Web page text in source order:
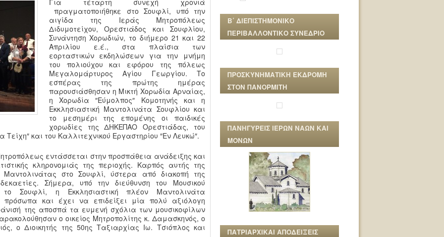
Για τέταρτη συνεχή χρονιά
πραγματοποιήθηκε στο Σουφλί, υπό την
αιγίδα της Ιεράς Μητροπόλεως
Διδυμοτείχου, Ορεστιάδος και Σουφλίου,
Συνάντηση Χορωδιών, το διήμερο 21 και 22
Απριλίου ε.έ., στα πλαίσια των
εορταστικών εκδηλώσεων για την μνήμη
του πολιούχου και εφόρου της πόλεως
Μεγαλομάρτυρος Αγίου Γεωργίου. Το
εσπέρας της πρώτης ημέρας
παρουσιάσθησαν η Μικτή Χορωδία Αρναίας,
η Χορωδία ″Εύμολπος″ Κομοτηνής και η
Εκκλησιαστική Μαντολινάτα Σουφλίου και
το μεσημέρι της επομένης οι παιδικές
χορωδίες της ΔΗΚΕΠΑΟ Ορεστιάδας, του
Τείχη″ και του Καλλιτεχνικού Εργαστηρίου ″Εν Λευκώ″.
εντάσσεται στην προσπάθεια ανάδειξης και
κληρονομιάς της περιοχής. Καρπός αυτής της
στο Σουφλί, ύστερα από διακοπή της
Σήμερα, υπό την διεύθυνση του Μουσικού
Σουφλί, η Εκκλησιαστική πλέον Μαντολινάτα
και έχει να επιδείξει μία πολύ αξιόλογη
της αποσπά τα ευμενή σχόλια των μουσικοφίλων
ο οικείος Μητροπολίτης κ. Δαμασκηνός, ο
ο Διοικητής της 50ης Ταξιαρχίας Ιω. Τσιόπλος και
Β΄ ΔΙΕΠΙΣΤΗΜΟΝΙΚΟ
ΠΕΡΙΒΑΛΛΟΝΤΙΚΟ ΣΥΝΕΔΡΙΟ
ΠΡΟΣΚΥΝΗΜΑΤΙΚΗ ΕΚΔΡΟΜΗ
ΣΤΟΝ ΠΑΝΟΡΜΙΤΗ
ΠΑΝΗΓΥΡΕΙΣ ΙΕΡΩΝ ΝΑΩΝ ΚΑΙ
ΜΟΝΩΝ
ΠΑΤΡΙΑΡΧΙΚΑΙ ΑΠΟΔΕΙΞΕΙΣ